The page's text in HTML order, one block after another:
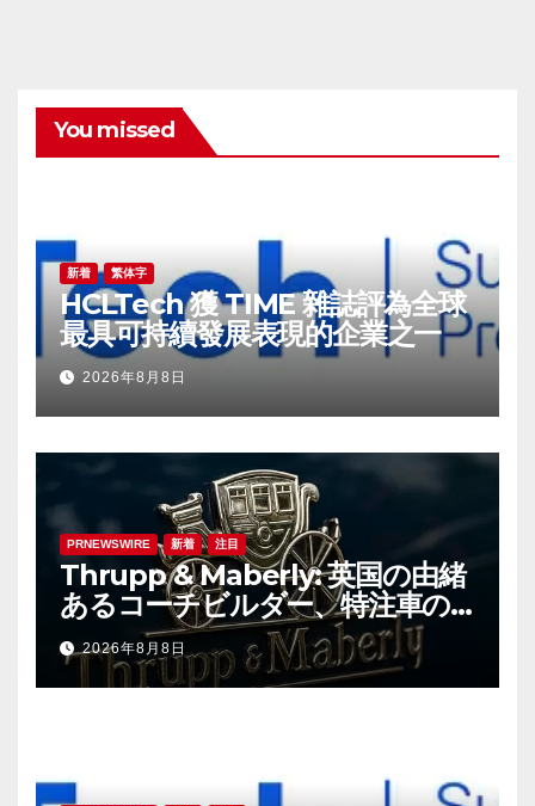
You missed
新着 繁体字
HCLTech 獲 TIME 雜誌評為全球
最具可持續發展表現的企業之一
2026年8月8日
PRNEWSWIRE 新着 注目
Thrupp & Maberly: 英国の由緒
あるコーチビルダー、特注車の
新時代へ
2026年8月8日